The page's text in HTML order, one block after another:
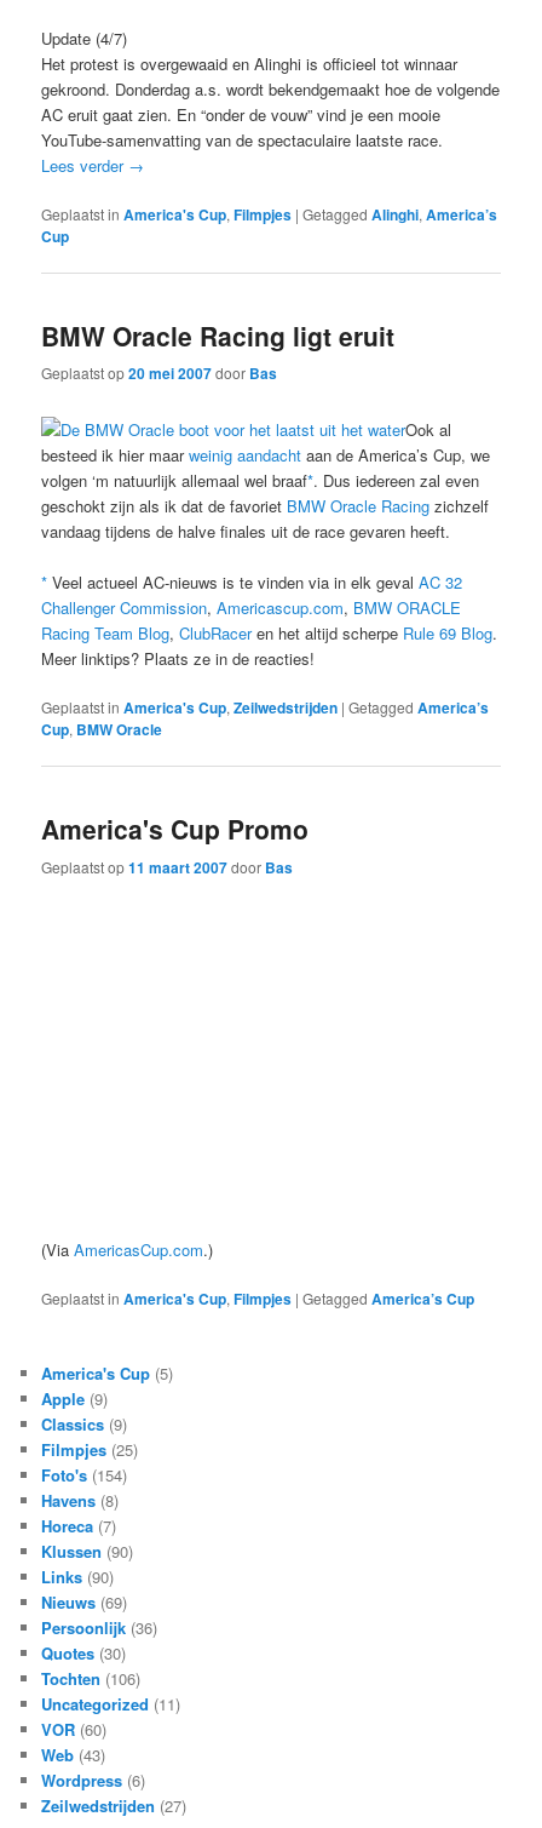
Update (4/7)
Het protest is overgewaaid en Alinghi is officieel tot winnaar
gekroond. Donderdag a.s. wordt bekendgemaakt hoe de volgende
AC eruit gaat zien. En “onder de vouw” vind je een mooie
YouTube-samenvatting van de spectaculaire laatste race.
Lees verder →
Geplaatst in America's Cup,Filmpjes |Getagged Alinghi,America’s
Cup
BMW Oracle Racing ligt eruit
Geplaatst op20 mei 2007door Bas
Ook al
besteed ik hier maarweinig aandacht aan de America’s Cup, we
volgen ‘m natuurlijk allemaal wel braaf*. Dus iedereen zal even
geschokt zijn als ik dat de favoriet BMW Oracle Racing zichzelf
vandaag tijdens de halve finales uit de race gevaren heeft.
* Veel actueel AC-nieuws is te vinden via in elk gevalAC 32
Challenger Commission,Americascup.com, BMW ORACLE
Racing Team Blog,ClubRaceren het altijd scherpe Rule 69 Blog.
Meer linktips? Plaats ze in de reacties!
Geplaatst in America's Cup,Zeilwedstrijden |Getagged America’s
Cup, BMW Oracle
America's Cup Promo
Geplaatst op11 maart 2007door Bas
(ViaAmericasCup.com.)
Geplaatst in America's Cup,Filmpjes |Getagged America’s Cup
America's Cup (5)
Apple (9)
Classics (9)
Filmpjes (25)
Foto's (154)
Havens (8)
Horeca (7)
Klussen (90)
Links (90)
Nieuws (69)
Persoonlijk (36)
Quotes (30)
Tochten (106)
Uncategorized (11)
VOR (60)
Web (43)
Wordpress (6)
Zeilwedstrijden (27)